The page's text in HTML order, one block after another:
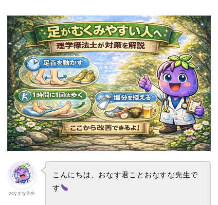
おなすな先生
こんにちは、おなす君ことおなすな先生で
す